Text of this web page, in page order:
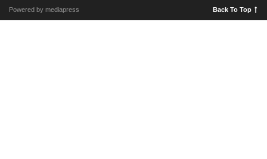
Powered by mediapress Back To Top